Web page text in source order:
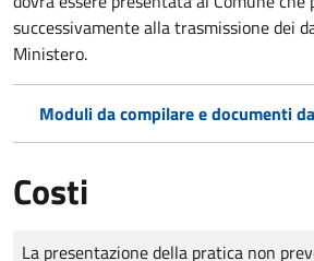
successivamente alla trasmissione dei
Ministero.
Moduli da compilare e documenti
Costi
Tipo di pagamento
Importo
La presentazione della pratica non